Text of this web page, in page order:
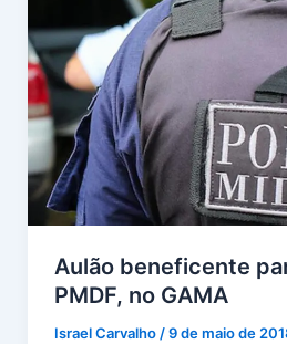
Aulão beneficente
PMDF, no GAMA
Israel Carvalho /9 de maio de